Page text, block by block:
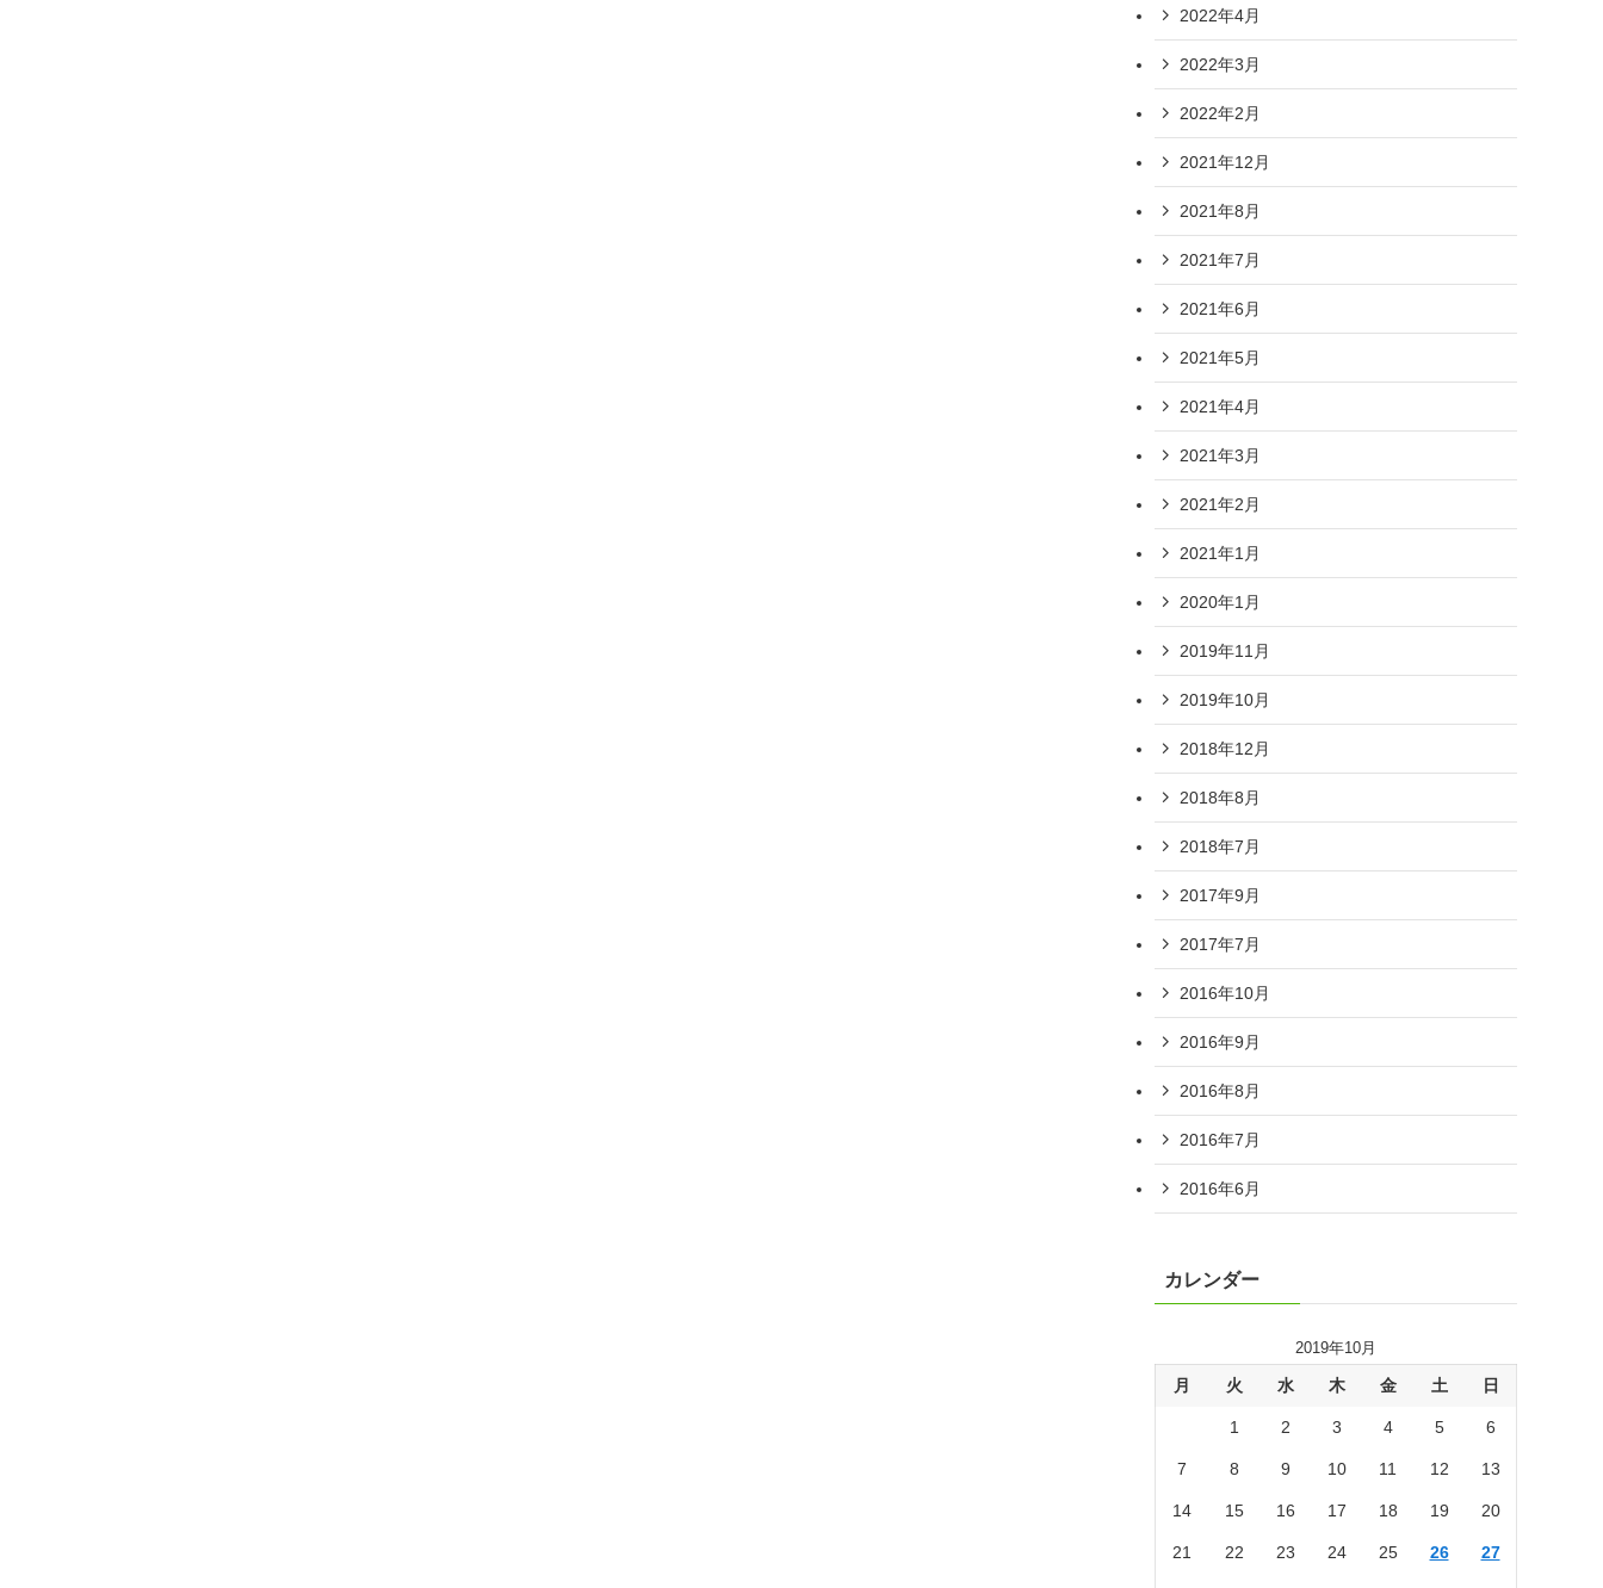
2022年4月
2022年3月
2022年2月
2021年12月
2021年8月
2021年7月
2021年6月
2021年5月
2021年4月
2021年3月
2021年2月
2021年1月
2020年1月
2019年11月
2019年10月
2018年12月
2018年8月
2018年7月
2017年9月
2017年7月
2016年10月
2016年9月
2016年8月
2016年7月
2016年6月
カレンダー
2019年10月
月 火 水 木 金 土 日
1 2 3 4 5 6
7 8 9 10 11 12 13
14 15 16 17 18 19 20
21 22 23 24 25 26 27